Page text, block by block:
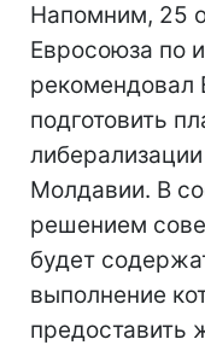
Напомним, 25
Евросоюза по
рекомендовал
подготовить
Молдавии. В
решением
будет
выполнение
предоставить